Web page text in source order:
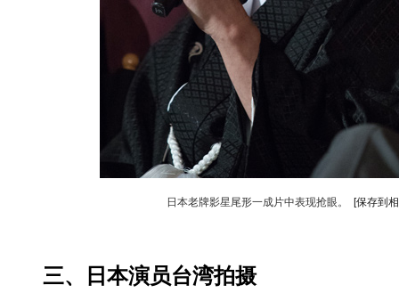
日本老牌影星尾形一成片中表现抢眼。 [保存到
三、日本演员台湾拍摄